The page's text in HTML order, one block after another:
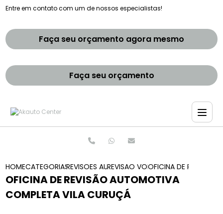
Entre em contato com um de nossos especialistas!
Faça seu orçamento agora mesmo
Faça seu orçamento
HOMECATEGORIASREVISOES AUTOMOTIVAS
REVISAO VOLVOOFICINA DE REVISAO
OFICINA DE REVISÃO AUTOMOTIVA
COMPLETA VILA CURUÇÁ